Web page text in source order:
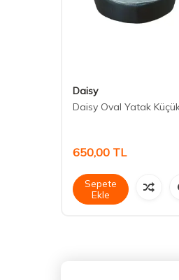
Daisy
Daisy Oval Yatak
650,00 TL
Sepete
Ekle